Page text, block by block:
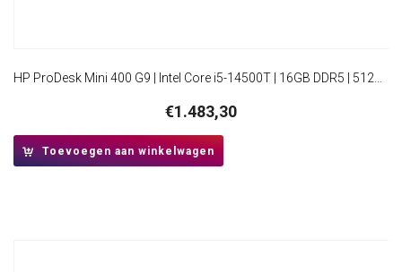
€1.483,30
Toevoegen aan winkelwagen